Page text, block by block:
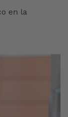
en la